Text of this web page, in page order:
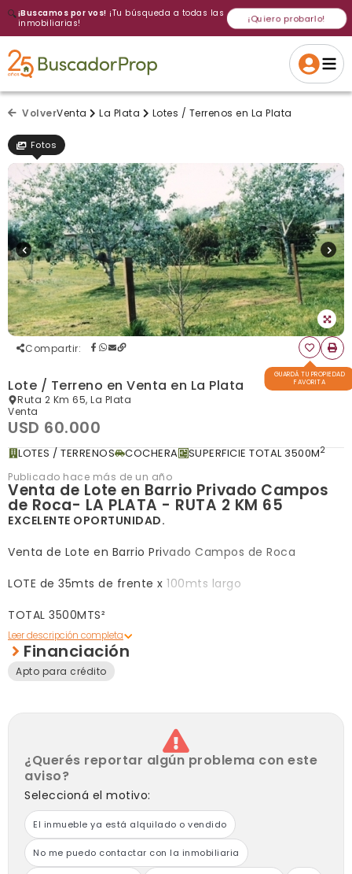
🔍¡Buscamos por vos! ¡Tu búsqueda a todas las
inmobiliarias!
¡Quiero probarlo!
Cancelar Si, eliminar
Gracias
Volver a intentar
¡Si, enviar a todos!
VolverVenta La Plata Lotes / Terrenos en La Plata
Fotos
Compartir:
GUARDÁ TU PROPIEDAD
FAVORITA
Lote / Terreno en Venta en La Plata
Ruta 2 Km 65, La Plata
Venta
USD 60.000
LOTES / TERRENOS COCHERA SUPERFICIE TOTAL 3500M2
Publicado hace más de un año
Venta de Lote en Barrio Privado Campos
de Roca- LA PLATA - RUTA 2 KM 65
EXCELENTE OPORTUNIDAD.
Venta de Lote en Barrio Privado Campos de Roca
LOTE de 35mts de frente x 100mts largo
TOTAL 3500MTS²
FACILIDADES, EN CUOTAS.
Financiación
Apto para crédito
¿Querés reportar algún problema con este
aviso?
Seleccioná el motivo:
El inmueble ya está alquilado o vendido
No me puedo contactar con la inmobiliaria